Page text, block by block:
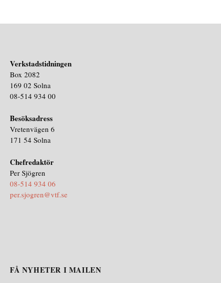
Verkstadstidningen
Box 2082
169 02 Solna
08-514 934 00
Besöksadress
Vretenvägen 6
171 54 Solna
Chefredaktör
Per Sjögren
08-514 934 06
per.sjogren@vtf.se
FÅ NYHETER I MAILEN